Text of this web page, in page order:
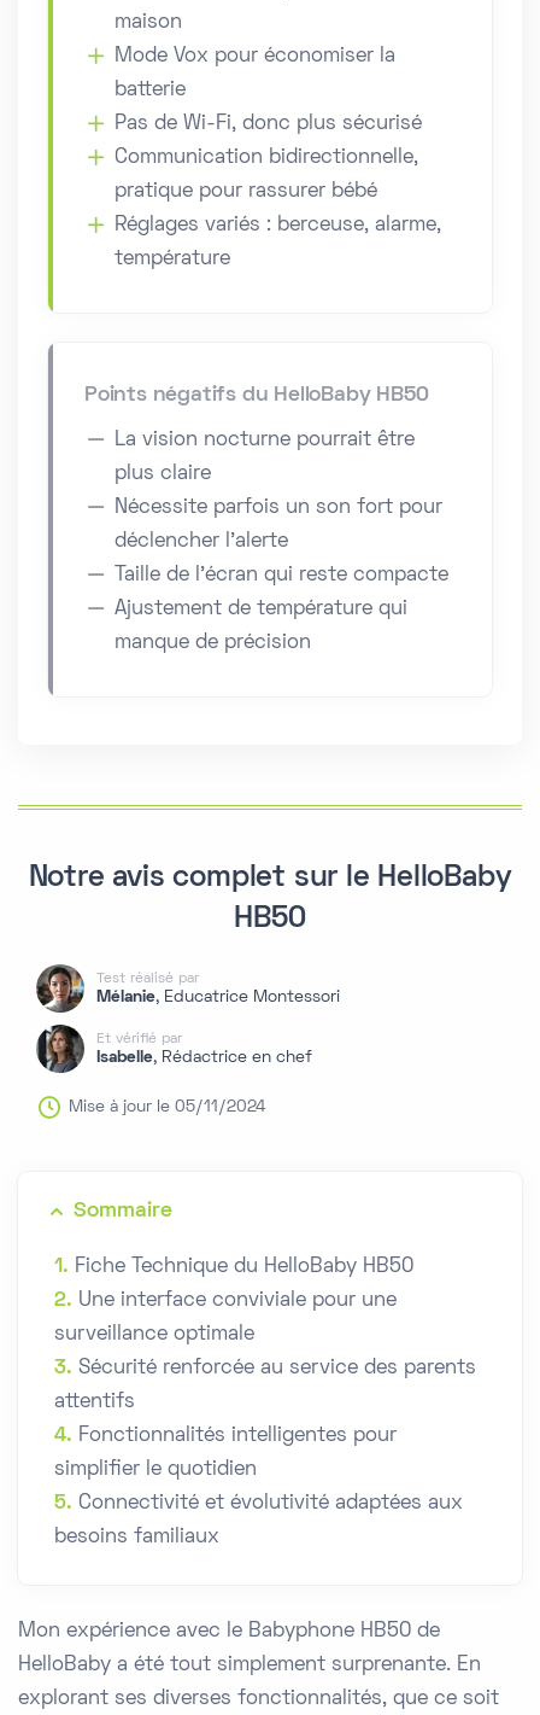
maison
Mode Vox pour économiser la
batterie
Pas de Wi-Fi, donc plus sécurisé
Communication bidirectionnelle,
pratique pour rassurer bébé
Réglages variés : berceuse, alarme,
température
Points négatifs du HelloBaby HB50
La vision nocturne pourrait être
plus claire
Nécessite parfois un son fort pour
déclencher l’alerte
Taille de l’écran qui reste compacte
Ajustement de température qui
manque de précision
Notre avis complet sur le HelloBaby
HB50
Test réalisé par
Mélanie, Educatrice Montessori
Et vérifié par
Isabelle, Rédactrice en chef
Mise à jour le 05/11/2024
Sommaire
Fiche Technique du HelloBaby HB50
Une interface conviviale pour une
surveillance optimale
Sécurité renforcée au service des parents
attentifs
Fonctionnalités intelligentes pour
simplifier le quotidien
Connectivité et évolutivité adaptées aux
besoins familiaux
Mon expérience avec le Babyphone HB50 de
HelloBaby a été tout simplement surprenante. En
explorant ses diverses fonctionnalités, que ce soit